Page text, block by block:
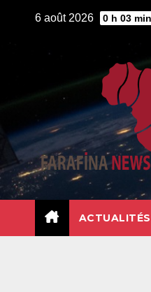
6 août 2026 0 h 03 min
ACTUALITÉS